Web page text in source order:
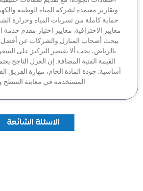
وتقارير معتمدة لشركة المياه الوطنية والكهرباء،
حماية كاملة من تسربات المياه وحرارة الشمس
الاحترافية. معايير اختيار مقدم خدمة العزل
يبحث أصحاب المنازل والشركات عن أفضل شركة
بالرياض، يجب ألا يقتصر التركيز على السعر
القيمة الفنية المضافة. إن العزل الناجح يعتمد على
جودة المادة الخام، مهارة الفريق الفني
المستخدمة في معاينة السطح وكشف
الاسئلة الشائعة